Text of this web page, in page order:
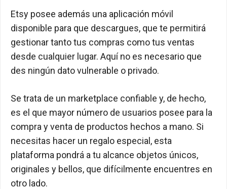
Etsy posee además una aplicación móvil
disponible para que descargues, que te permitirá
gestionar tanto tus compras como tus ventas
desde cualquier lugar. Aquí no es necesario que
des ningún dato vulnerable o privado.
Se trata de un marketplace confiable y, de hecho,
es el que mayor número de usuarios posee para la
compra y venta de productos hechos a mano. Si
necesitas hacer un regalo especial, esta
plataforma pondrá a tu alcance objetos únicos,
originales y bellos, que difícilmente encuentres en
otro lado.